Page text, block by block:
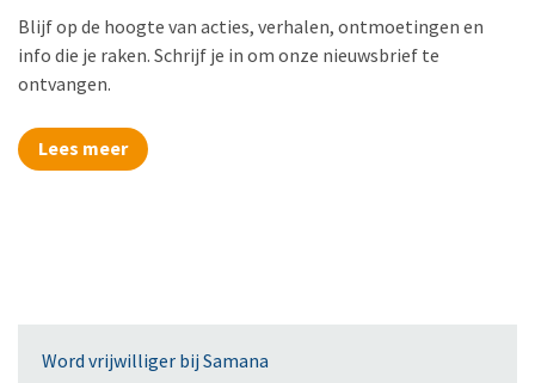
Blijf op de hoogte van acties, verhalen, ontmoetingen en
info die je raken. Schrijf je in om onze nieuwsbrief te
ontvangen.
Lees meer
Word vrijwilliger bij Samana